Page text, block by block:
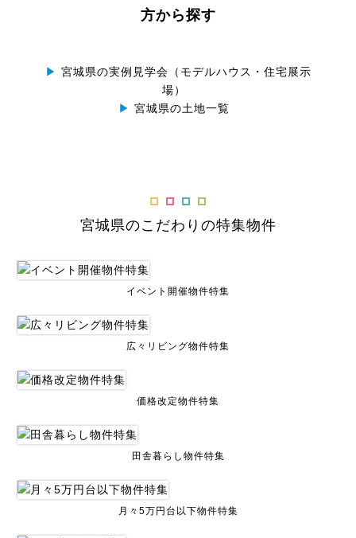
方から探す
▶ 宮城県の実例見学会（モデルハウス・住宅展示
場）
▶ 宮城県の土地一覧
宮城県のこだわりの特集物件
イベント開催物件特集
広々リビング物件特集
価格改定物件特集
田舎暮らし物件特集
月々5万円台以下物件特集